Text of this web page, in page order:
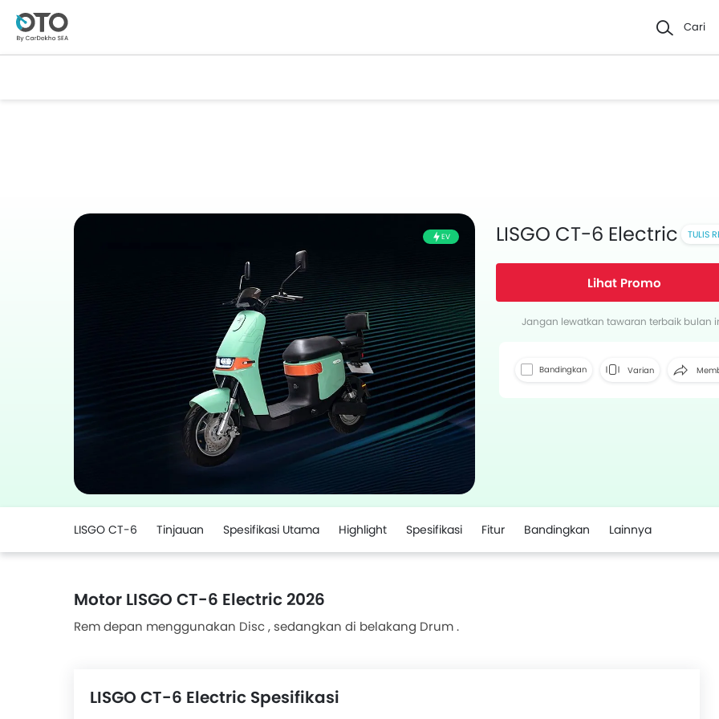
Cari
EV LISGO CT-6 Electric TULIS
Lihat Promo
Jangan lewatkan tawaran terbaik bulan
Bandingkan Varian
LISGO CT-6 Tinjauan Spesifikasi Utama Highlight Spesifikasi Fitur Bandingkan Lainnya
Motor LISGO CT-6 Electric 2026
Rem depan menggunakan Disc , sedangkan di belakang Drum .
LISGO CT-6 Electric Spesifikasi